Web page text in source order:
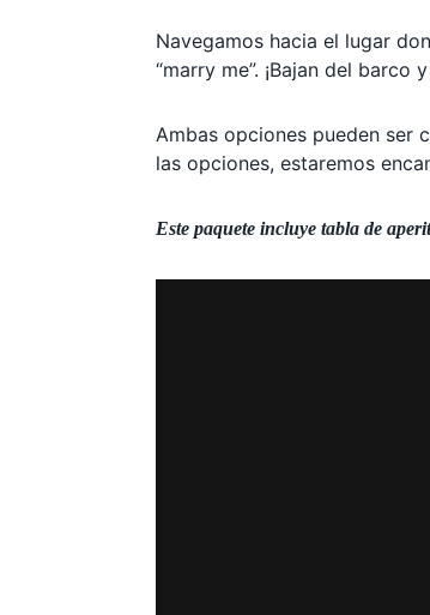
Navegamos hacia el lugar
“marry me”. ¡Bajan del barco
Ambas opciones pueden ser
las opciones, estaremos
Este paquete incluye tabla de